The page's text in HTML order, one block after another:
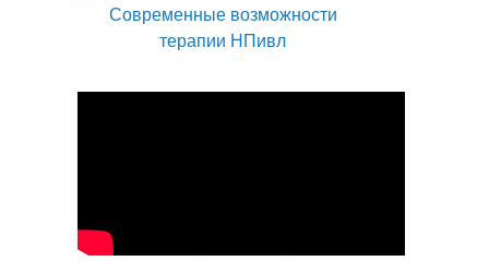
Современные возможности
терапии НПивл